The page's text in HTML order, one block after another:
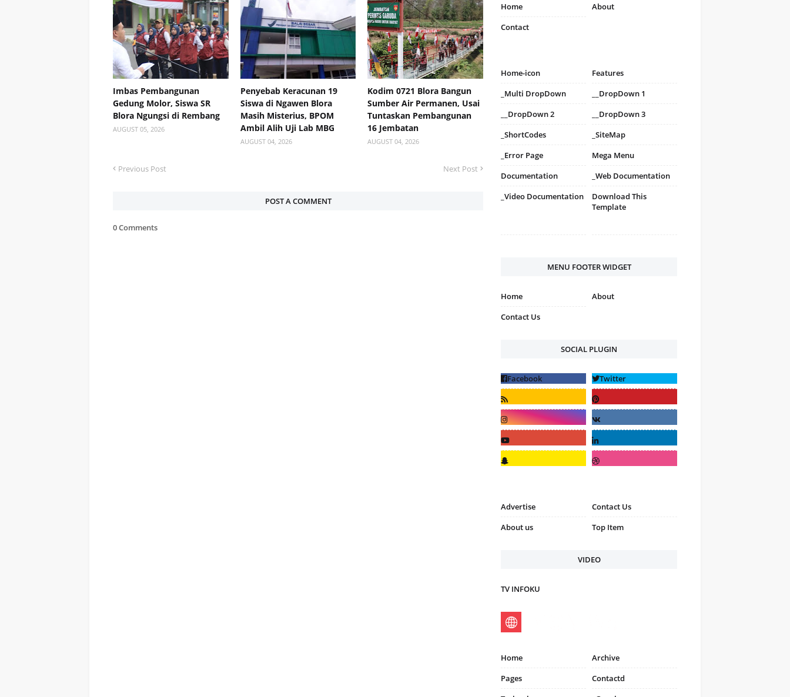
Imbas Pembangunan
Gedung Molor, Siswa SR
Blora Ngungsi di Rembang
AUGUST 05, 2026
Penyebab Keracunan 19
Siswa di Ngawen Blora
Masih Misterius, BPOM
Ambil Alih Uji Lab MBG
AUGUST 04, 2026
Kodim 0721 Blora Bangun
Sumber Air Permanen, Usai
Tuntaskan Pembangunan
16 Jembatan
AUGUST 04, 2026
Previous Post Next Post
POST A COMMENT
0 Comments
Home
About
Contact
Home-icon
Features
_Multi DropDown
__DropDown 1
__DropDown 2
__DropDown 3
_ShortCodes
_SiteMap
_Error Page
Mega Menu
Documentation
_Web Documentation
_Video Documentation
Download This
Template
MENU FOOTER WIDGET
Home
About
Contact Us
SOCIAL PLUGIN
Advertise
Contact Us
About us
Top Item
VIDEO
TV INFOKU
Home
Archive
Pages
Contactd